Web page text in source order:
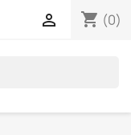
shopping_cart (0)
